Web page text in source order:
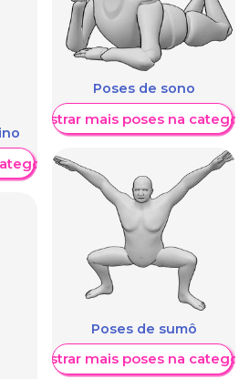
Poses de sono
Mostrar mais poses na
Poses de sumô
Mostrar mais poses na